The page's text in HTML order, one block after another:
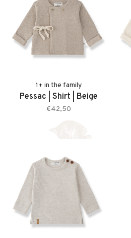
1+ in the family
Pessac | Shirt | Beige
€42,50